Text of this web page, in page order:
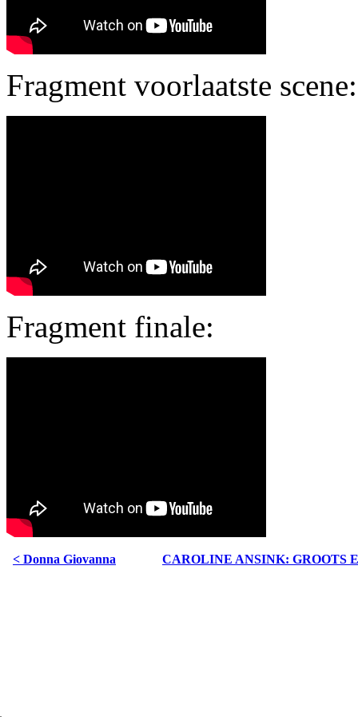
Fragment voorlaatste scene:
Fragment finale:
< Donna Giovanna CAROLINE ANSINK: GROOTS